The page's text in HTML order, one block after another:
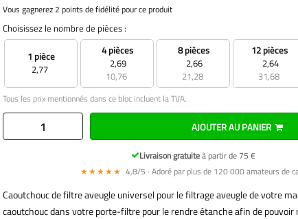
Vous gagnerez 2 points de fidélité pour ce produit
Choisissez le nombre de pièces :
1 pièce
2,77
4 pièces
2,69
10,76
8 pièces
2,66
21,28
12 pièces
2,64
31,68
Tous les prix mentionnés dans ce bloc incluent la TVA.
AJOUTER AU PANIER
Livraison gratuiteà partir de 75 €
★★★★★ 4,8/5 · Adoré par plus de 120 000 amateurs de
Caoutchouc de filtre aveugle universel pour le filtrage aveugle de votre
caoutchouc dans votre porte-filtre pour le rendre étanche afin de pouvoir